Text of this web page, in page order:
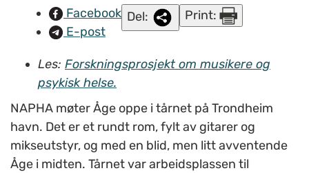
Facebook
E-post
Del: Print:
Les: Forskningsprosjekt om musikere og
psykisk helse.
NAPHA møter Åge oppe i tårnet på Trondheim
havn. Det er et rundt rom, fylt av gitarer og
mikseutstyr, og med en blid, men litt avventende
Åge i midten. Tårnet var arbeidsplassen til